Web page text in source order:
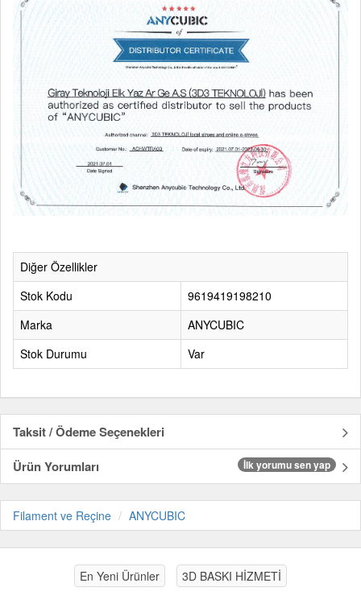
Diğer Özellikler
Stok Kodu
9619419198210
Marka
ANYCUBIC
Stok Durumu
Var
Taksit / Ödeme Seçenekleri
Ürün Yorumları
İlk yorumu sen yap
Filament ve Reçine ANYCUBIC
En Yeni Ürünler 3D BASKI HİZMETİ